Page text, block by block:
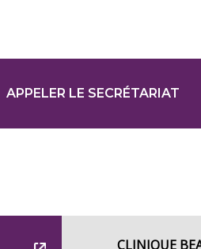
APPELER LE SECRÉTARIAT
CLINIQUE